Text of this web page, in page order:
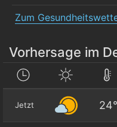
Zum
Vorhersage im
Jetzt 24°